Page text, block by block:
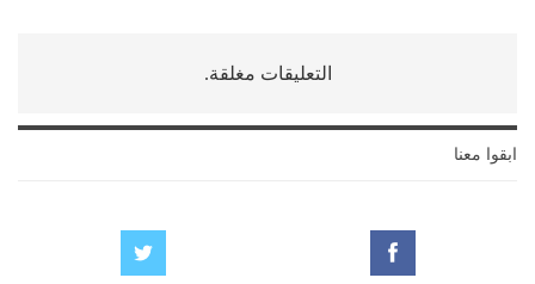
التعليقات مغلقة.
ابقوا معنا